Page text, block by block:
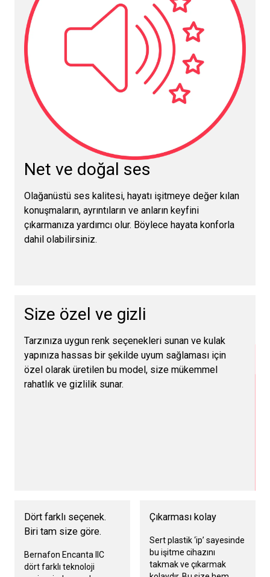
Net ve doğal ses
Olağanüstü ses kalitesi, hayatı işitmeye değer kılan
konuşmaların, ayrıntıların ve anların keyfini
çıkarmanıza yardımcı olur. Böylece hayata konforla
dahil olabilirsiniz.
Size özel ve gizli
Tarzınıza uygun renk seçenekleri sunan ve kulak
yapınıza hassas bir şekilde uyum sağlaması için
özel olarak üretilen bu model, size mükemmel
rahatlık ve gizlilik sunar.
Dört farklı seçenek.
Biri tam size göre.
Bernafon Encanta IIC
dört farklı teknoloji
Çıkarması kolay
Sert plastik ‘ip’ sayesinde
bu işitme cihazını
takmak ve çıkarmak